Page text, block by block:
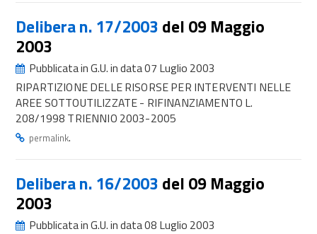
Delibera n. 17/2003 del 09 Maggio
2003
Pubblicata in G.U. in data 07 Luglio 2003
RIPARTIZIONE DELLE RISORSE PER INTERVENTI NELLE
AREE SOTTOUTILIZZATE - RIFINANZIAMENTO L.
208/1998 TRIENNIO 2003-2005
permalink.
Delibera n. 16/2003 del 09 Maggio
2003
Pubblicata in G.U. in data 08 Luglio 2003